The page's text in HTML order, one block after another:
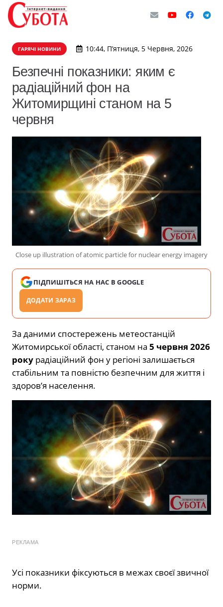
ГАРЯЧІ НОВИНИ 10:44, П’ятниця, 5 Червня, 2026
Безпечні показники: яким є
радіаційний фон на
Житомирщині станом на 5
червня
Close up illustration of atomic particle for nuclear energy imagery
ПІДПИШІТЬСЯ НА НАС В GOOGLE
ДОДАТИ ЗАРАЗ
За даними спостережень метеостанцій
Житомирської області, станом на 5 червня 2026
року радіаційний фон у регіоні залишається
стабільним та повністю безпечним для життя і
здоров’я населення.
РЕКЛАМА
Усі показники фіксуються в межах своєї звичної
норми.